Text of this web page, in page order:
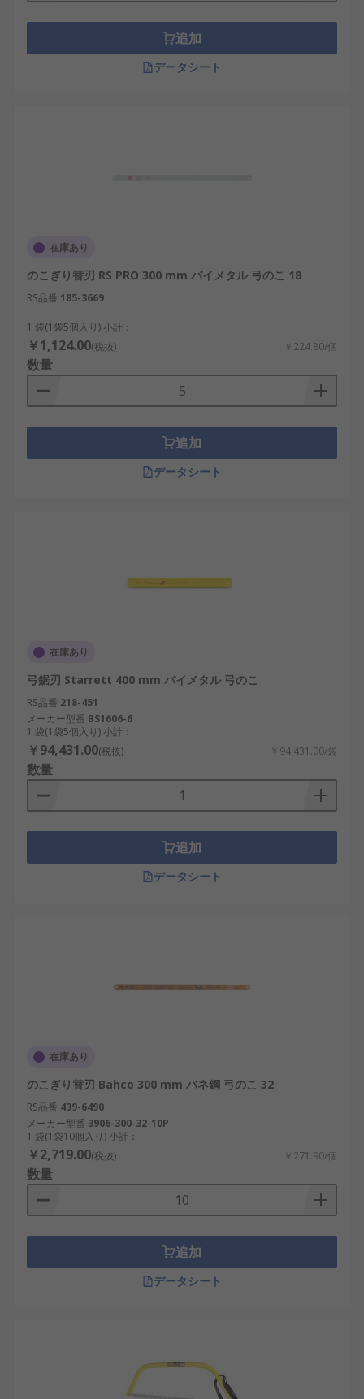
追加
データシート
在庫あり
のこぎり替刃 RS PRO 300 mm バイメタル 弓のこ 18
RS品番 185-3669
1 袋(1袋5個入り) 小計：
￥1,124.00(税抜) ￥224.80/個
数量
追加
データシート
在庫あり
弓鋸刃 Starrett 400 mm バイメタル 弓のこ
RS品番 218-451
メーカー型番 BS1606-6
1 袋(1袋5個入り) 小計：
￥94,431.00(税抜) ￥94,431.00/袋
数量
追加
データシート
在庫あり
のこぎり替刃 Bahco 300 mm バネ鋼 弓のこ 32
RS品番 439-6490
メーカー型番 3906-300-32-10P
1 袋(1袋10個入り) 小計：
￥2,719.00(税抜) ￥271.90/個
数量
追加
データシート